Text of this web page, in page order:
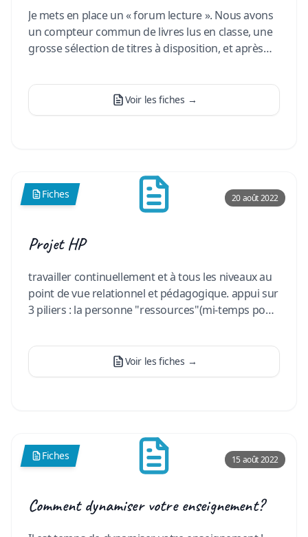
Je mets en place un « forum lecture ». Nous avons
un compteur commun de livres lus en classe, une
grosse sélection de titres à disposition, et après
Voir les fiches →
Fiches 20 août 2022
Projet HP
travailler continuellement et à tous les niveaux au
point de vue relationnel et pédagogique. appui sur
3 piliers : la personne "ressources"(mi-temps pour
Voir les fiches →
Fiches 15 août 2022
Comment dynamiser votre enseignement?